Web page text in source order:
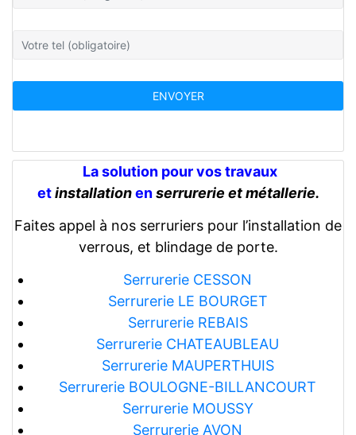
La solution pour vos travaux
etinstallationenserrurerie et métallerie.
Faites appel à nos serruriers pour l’installation de
verrous, et blindage de porte.
Serrurerie CESSON
Serrurerie LE BOURGET
Serrurerie REBAIS
Serrurerie CHATEAUBLEAU
Serrurerie MAUPERTHUIS
Serrurerie BOULOGNE-BILLANCOURT
Serrurerie MOUSSY
Serrurerie AVON